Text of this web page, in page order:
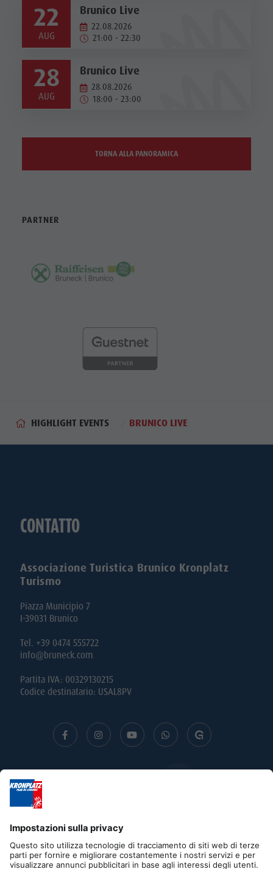
22
AUG
Brunico Live
22.08.2026
21:00 - 22:30
28
AUG
Brunico Live
28.08.2026
18:00 - 23:00
TORNA ALLA PANORAMICA
PARTNER
HIGHLIGHT EVENTS BRUNICO LIVE
CONTATTO
Associazione Turistica Brunico Kronplatz
Turismo
Piazza Municipio 7
I-39031 Brunico
Tel. +39 0474 555722
info@bruneck.com
Partita IVA: 00329130215
Codice destinatario: USAL8PV